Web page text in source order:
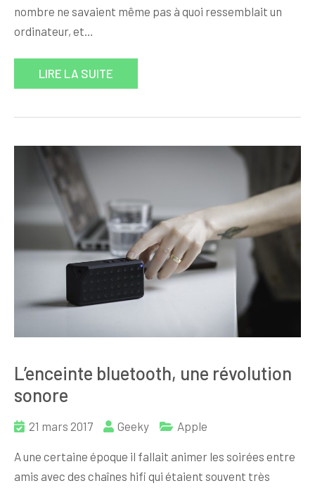
nombre ne savaient même pas à quoi ressemblait un
ordinateur, et…
LIRE LA SUITE
L’enceinte bluetooth, une révolution
sonore
21 mars 2017 Geeky Apple
A une certaine époque il fallait animer les soirées entre
amis avec des chaînes hifi qui étaient souvent très